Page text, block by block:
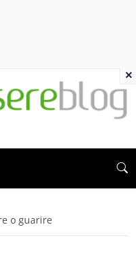
o guarire
×